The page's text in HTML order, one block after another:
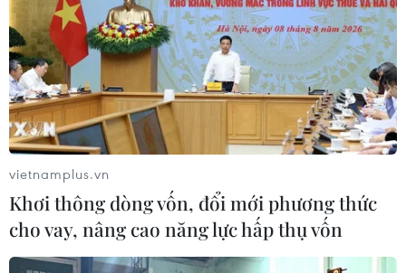
vietnamplus.vn
Khơi thông dòng vốn, đổi mới phương thức
cho vay, nâng cao năng lực hấp thụ vốn